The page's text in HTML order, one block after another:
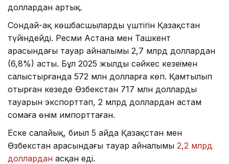
доллардан артық.
Сондай-ақ көшбасшылардың үштігін Қазақстан
түйіндейді. Ресми Астана мен Ташкент
арасындағы тауар айналымы 2,7 млрд доллардан
(6,8%) асты. Бұл 2025 жылдың сәйкес кезеңімен
салыстырғанда 572 млн долларға көп. Қамтылып
отырған кезеңде Өзбекстан 717 млн доллардың
тауарын экспорттап, 2 млрд доллардан астам
сомаға өнім импорттаған.
Еске салайық, биыл 5 айда Қазақстан мен
Өзбекстан арасындағы тауар айналымы 2,2 млрд
доллардан асқан еді.